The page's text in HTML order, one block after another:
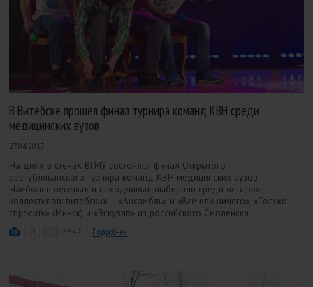
В Витебске прошел финал турнира команд КВН среди
медицинских вузов
27.04.2017
На днях в стенах ВГМУ состоялся финал Открытого
республиканского турнира команд КВН медицинских вузов.
Наиболее веселых и находчивых выбирали среди четырех
коллективов: витебских – «Ансамбль» и «Все или ничего», «Только
спросить» (Минск) и «Эскулап» из российского Смоленска.
0 2847 Подробнее